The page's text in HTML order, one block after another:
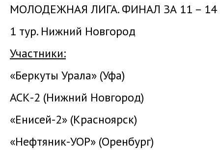
МОЛОДЕЖНАЯ ЛИГА. ФИНАЛ ЗА 11 –
1 тур. Нижний Новгород
Участники:
«Беркуты Урала» (Уфа)
АСК-2 (Нижний Новгород)
«Енисей-2» (Красноярск)
«Нефтяник-УОР» (Оренбург)